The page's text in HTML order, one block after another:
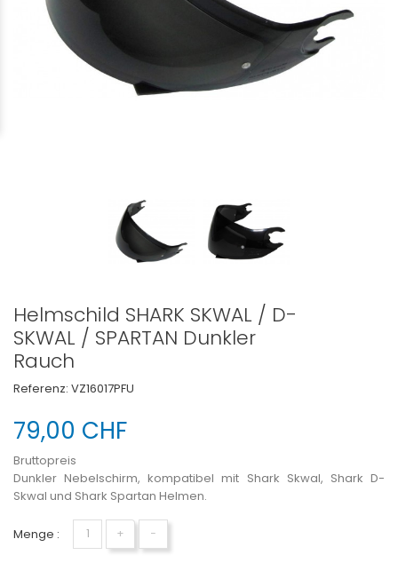
Helmschild SHARK SKWAL / D-
SKWAL / SPARTAN Dunkler
Rauch
Referenz: VZ16017PFU
79,00 CHF
Bruttopreis
Dunkler Nebelschirm, kompatibel mit Shark Skwal, Shark D-
Skwal und Shark Spartan Helmen.
Menge : + −